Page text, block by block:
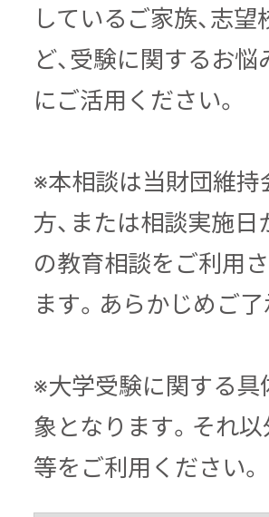
しているご家族、志
ど、受験に関するお
にご活用ください。
※本相談は当財団維持
方、または相談実施
の教育相談をご利用
ます。あらかじめご了
※大学受験に関する
象となります。それ
等をご利用ください。